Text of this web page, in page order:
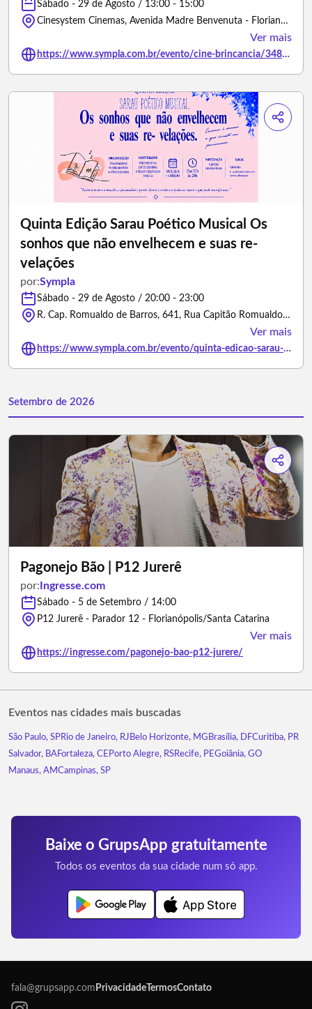
Sábado - 29 de Agosto / 13:00 - 15:00
Cinesystem Cinemas, Avenida Madre Benvenuta - Florianópolis/Santa Catarina
Ver mais
https://www.sympla.com.br/evento/cine-brincancia/3488152
Quinta Edição Sarau Poético Musical Os
sonhos que não envelhecem e suas re-
velações
por:Sympla
Sábado - 29 de Agosto / 20:00 - 23:00
R. Cap. Romualdo de Barros, 641, Rua Capitão Romualdo de Barros - Florianópolis/Santa Catarina
Ver mais
https://www.sympla.com.br/evento/quinta-edicao-sarau-poetico-musical-os-sonhos-que-nao-envelhecem-e-suas-re-velacoes/3444325
Setembro de 2026
Pagonejo Bão | P12 Jurerê
por: Ingresse.com
Sábado - 5 de Setembro / 14:00
P12 Jurerê - Parador 12 - Florianópolis/Santa Catarina
Ver mais
https://ingresse.com/pagonejo-bao-p12-jurere/
Eventos nas cidades mais buscadas
São Paulo, SPRio de Janeiro, RJ Belo Horizonte, MG Brasília, DFCuritiba, PR
Salvador, BAFortaleza, CE Porto Alegre, RSRecife, PEGoiânia, GO
Manaus, AMCampinas, SP
Baixe o GrupsApp gratuitamente
Todos os eventos da sua cidade num só app.
fala@grupsapp.com Privacidade TermosContato